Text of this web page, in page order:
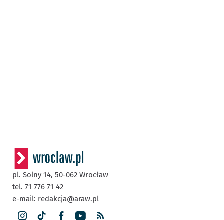
pl. Solny 14, 50-062 Wrocław
tel. 71 776 71 42
e-mail: redakcja@araw.pl